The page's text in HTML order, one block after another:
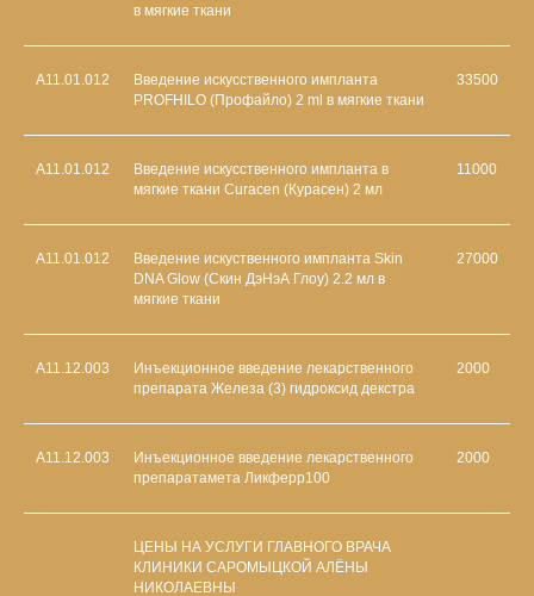
в мягкие ткани
A11.01.012
Введение искусственного импланта
PROFHILO (Профайло) 2 ml в мягкие ткани
33500
A11.01.012
Введение искусственного импланта в
мягкие ткани Curacen (Курасен) 2 мл
11000
A11.01.012
Введение искуственного импланта Skin
DNA Glow (Скин ДэНэА Глоу) 2.2 мл в
мягкие ткани
27000
A11.12.003
Инъекционное введение лекарственного
препарата Железа (3) гидроксид декстра
2000
A11.12.003
Инъекционное введение лекарственного
препаратамета Ликферр100
2000
ЦЕНЫ НА УСЛУГИ ГЛАВНОГО ВРАЧА
КЛИНИКИ САРОМЫЦКОЙ АЛЁНЫ
НИКОЛАЕВНЫ